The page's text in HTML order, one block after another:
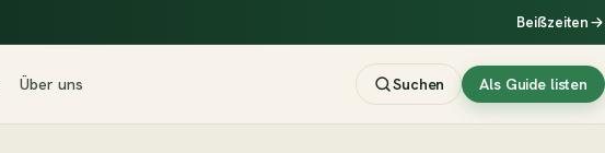
Beißzeiten
Über uns Suchen Als Guide listen